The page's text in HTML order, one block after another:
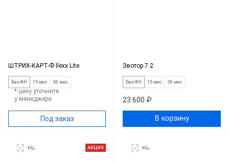
ШТРИХ-КАРТ-Ф Ilexx Lite
Без ФН 15 мес 36 мес
* цену уточните
у менеджера
Под заказ
Эвотор 7.2
Без ФН 15 мес 36 мес
23 600 ₽
В корзину
АКЦИЯ